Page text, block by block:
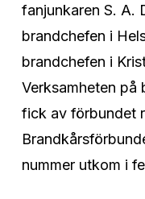
fanjunkaren S. A.
brandchefen i
brandchefen i
Verksamheten på
fick av förbundet
nummer utkom i